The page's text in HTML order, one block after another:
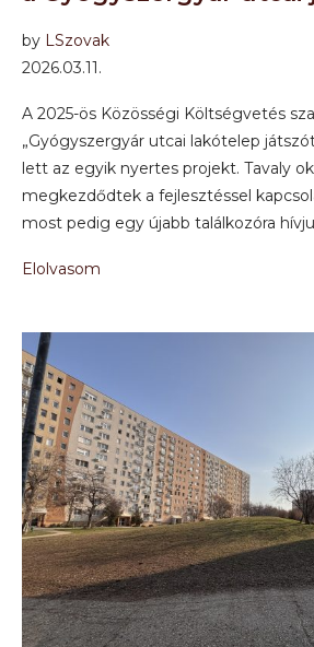
by LSzovak
2026.03.11.
A 2025-ös Közösségi Költségvetés
„Gyógyszergyár utcai lakótelep
lett az egyik nyertes projekt. Tavaly
megkezdődtek a fejlesztéssel
most pedig egy újabb találkozóra
Elolvasom